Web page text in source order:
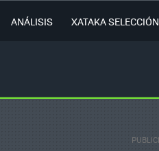
ANÁLISIS XATAKA SELECCIÓN